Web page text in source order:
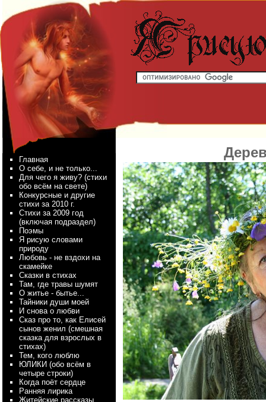
Главная
О себе, и не только...
Для чего я живу? (стихи
обо всём на свете)
Конкурсные и другие
стихи за 2010 г.
Стихи за 2009 год
(включая подраздел)
Поэмы
Я рисую словами
природу
Любовь - не вздохи на
скамейке
Сказки в стихах
Там, где травы шумят
О житье - бытье...
Тайники души моей
И снова о любви
Сказ про то, как Елисей
сынов женил (смешная
сказка для взрослых в
стихах)
Тем, кого люблю
ЮЛИКИ (обо всём в
четыре строки)
Когда поёт сердце
Ранняя лирика
Житейские рассказы